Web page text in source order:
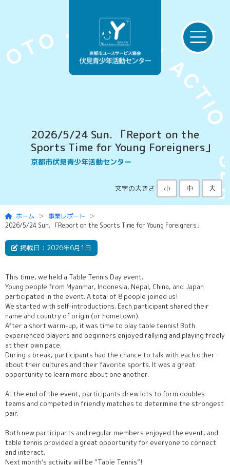
2026/5/24 Sun. 「Report on the
Sports Time for Young Foreigners」
京都市伏見青少年活動センター
文字の大きさ 小 中 大
ホーム
事業レポート
2026/5/24 Sun. 「Report on the Sports Time for Young Foreigners」
掲載日：2026年6月1日
This time, we held a Table Tennis Day event.
Young people from Myanmar, Indonesia, Nepal, China, and Japan
participated in the event. A total of 8 people joined us!
We started with self-introductions. Each participant shared their
name and country of origin (or hometown).
After a short warm-up, it was time to play table tennis! Both
experienced players and beginners enjoyed rallying and playing freely
at their own pace.
During a break, participants had the chance to talk with each other
about their cultures and their favorite sports. It was a great
opportunity to learn more about one another.
At the end of the event, participants drew lots to form doubles
teams and competed in friendly matches to determine the strongest
pair.
Both new participants and regular members enjoyed the event, and
table tennis provided a great opportunity for everyone to connect
and interact.
Next month’s activity will be “Table Tennis”!